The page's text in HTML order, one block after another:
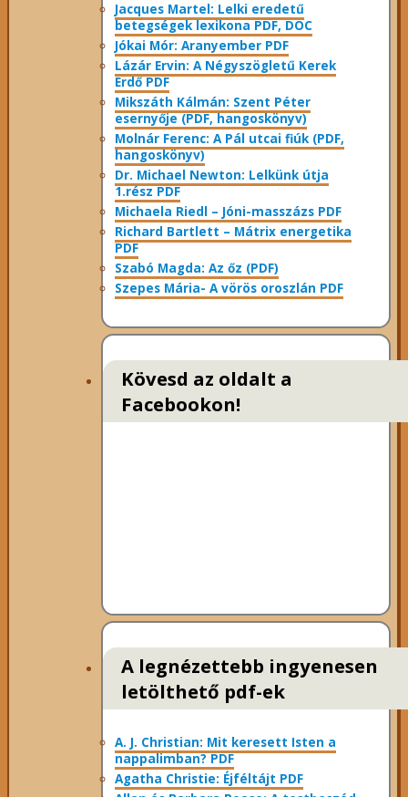
Jacques Martel: Lelki eredetű
betegségek lexikona PDF, DOC
Jókai Mór: Aranyember PDF
Lázár Ervin: A Négyszögletű Kerek
Erdő PDF
Mikszáth Kálmán: Szent Péter
esernyője (PDF, hangoskönyv)
Molnár Ferenc: A Pál utcai fiúk (PDF,
hangoskönyv)
Dr. Michael Newton: Lelkünk útja
1.rész PDF
Michaela Riedl – Jóni-masszázs PDF
Richard Bartlett – Mátrix energetika
PDF
Szabó Magda: Az őz (PDF)
Szepes Mária- A vörös oroszlán PDF
Kövesd az oldalt a
Facebookon!
A legnézettebb ingyenesen
letölthető pdf-ek
A. J. Christian: Mit keresett Isten a
nappalimban? PDF
Agatha Christie: Éjféltájt PDF